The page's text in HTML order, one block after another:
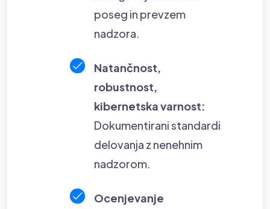
poseg in prevzem
nadzora.
Natančnost,
robustnost,
kibernetska varnost:
Dokumentirani standardi
delovanja z nenehnim
nadzorom.
Ocenjevanje